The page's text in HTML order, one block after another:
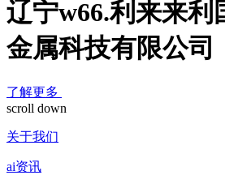
辽宁w66.利来来利
金属科技有限公司
了解更多
scroll down
关于我们
ai资讯